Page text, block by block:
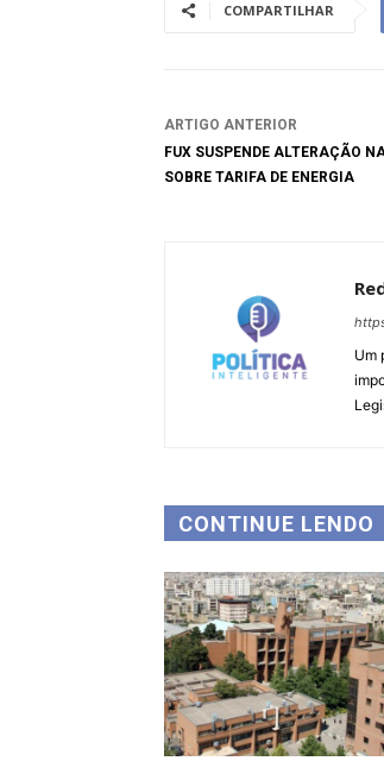
COMPARTILHAR
ARTIGO ANTERIOR
FUX SUSPENDE ALTERAÇÃO
SOBRE TARIFA DE ENERGIA
Um
CONTINUE LENDO